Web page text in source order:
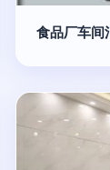
食品厂车间